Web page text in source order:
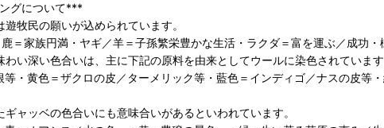
グについて***
牧民の願いが込められています。
鹿＝家族円満・ヤギ／羊＝子孫繁栄豊かな生活・ラクダ＝富を運ぶ／成功
い深い色合いは、主に下記の原料を由来としてウールに染色されています
等・黄色＝ザクロの皮／ターメリック等・藍色＝インディゴ／ナスの皮
ャッベの色合いにも意味合いがあるといわれています。